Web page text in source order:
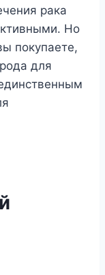
рака
Но
покупаете,
для